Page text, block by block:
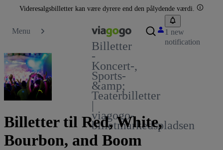
Videresalgsbilletter kan være dyrere end den pålydende værdi.
Menu
Billetter
-
Koncert-,
Sports-
&amp;
Teaterbilletter
|
viagogo-
billetmarkedspladsen
1 new
notification
Billetter til Red, White,
Bourbon, and Boom